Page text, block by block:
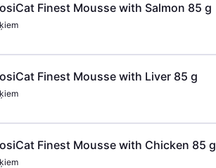
Finest Mousse with Salmon 85 g
Finest Mousse with Liver 85 g
Finest Mousse with Chicken 85 g